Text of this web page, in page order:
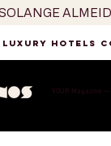
LUXURY HOTELS
YOUR Magazine